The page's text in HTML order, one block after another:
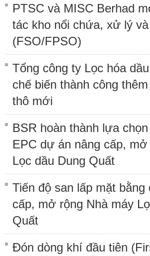
PTSC và MISC Berhad
tác kho nổi chứa, xử lý
(FSO/FPSO)
Tổng công ty Lọc hóa
chế biến thành công
thô mới
BSR hoàn thành lựa
EPC dự án nâng cấp, mở
Lọc dầu Dung Quất
Tiến độ san lấp mặt bằng
cấp, mở rộng Nhà máy
Quất
Đón dòng khí đầu tiên